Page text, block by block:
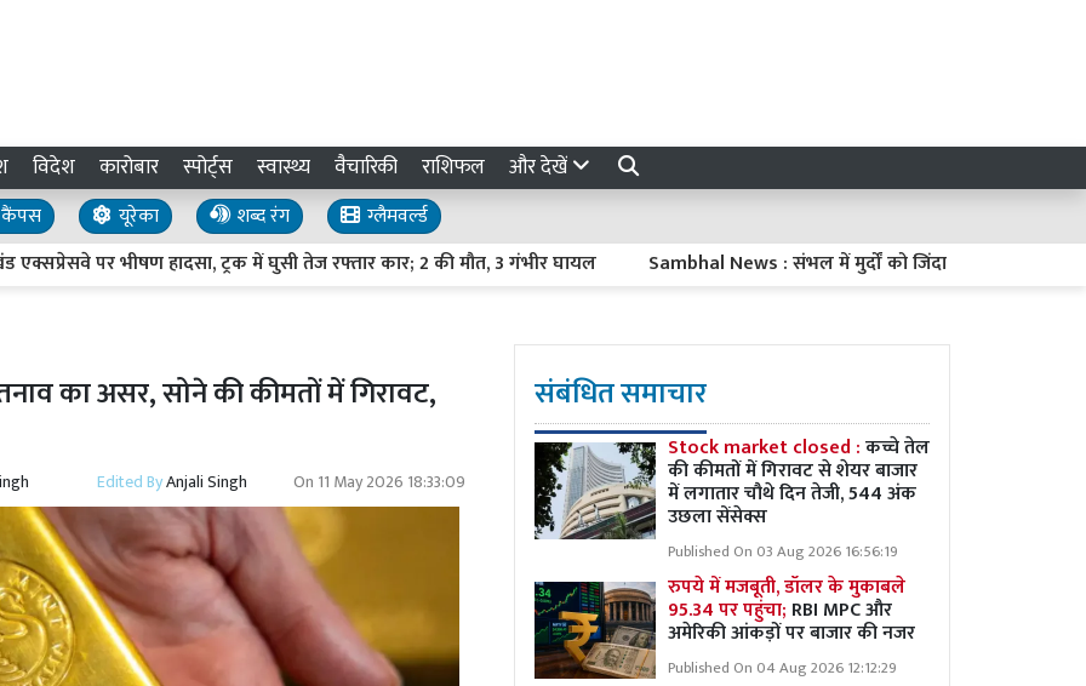
विदेश कारोबार स्पोर्ट्स स्वास्थ्य वैचारिकी राशिफल और देखें
यूरेका शब्द रंग
ग्लैमवर्ल्ड
पर भीषण हादसा, ट्रक में घुसी तेज रफ्तार कार; 2 की मौत, 3 गंभीर घायल
Sambhal News : संभल में मुर्दों को जिंदा करना और फिर उन्हें
का असर, सोने की कीमतों में गिरावट,
Edited ByAnjali Singh On 11 May 2026 18:33:09
संबंधित समाचार
Stock market closed :कच्चे तेल
की कीमतों में गिरावट से शेयर बाजार
में लगातार चौथे दिन तेजी, 544 अंक
उछला सेंसेक्स
Published On 03 Aug 2026 16:56:19
रुपये में मजबूती, डॉलर के मुकाबले
95.34 पर पहुंचा; RBI MPC और
अमेरिकी आंकड़ों पर बाजार की नजर
Published On 04 Aug 2026 12:12:29